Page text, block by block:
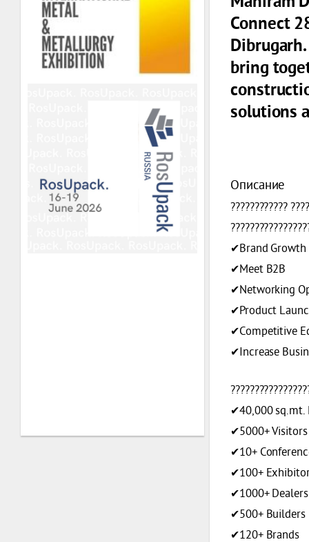
Connect
bring
solutions
Описание
????????????
✔Brand Growth
✔Meet B2B
✔Networking
✔Product
✔Competitive
✔Increase
✔40,000 sq.mt.
✔5000+ Visitors
✔10+
✔100+
✔1000+
✔500+
✔120+ Brands